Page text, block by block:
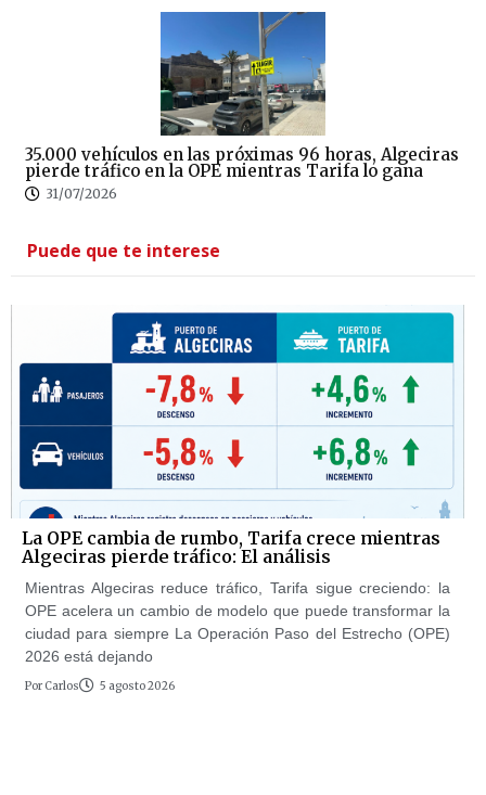
35.000 vehículos en las próximas 96 horas, Algeciras
pierde tráfico en la OPE mientras Tarifa lo gana
31/07/2026
Puede que te interese
La OPE cambia de rumbo, Tarifa crece mientras
Algeciras pierde tráfico: El análisis
Mientras Algeciras reduce tráfico, Tarifa sigue creciendo: la
OPE acelera un cambio de modelo que puede transformar la
ciudad para siempre La Operación Paso del Estrecho (OPE)
2026 está dejando
Por Carlos 5 agosto 2026